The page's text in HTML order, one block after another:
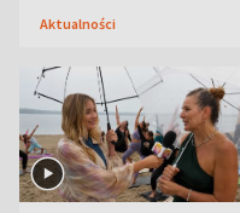
Aktualności